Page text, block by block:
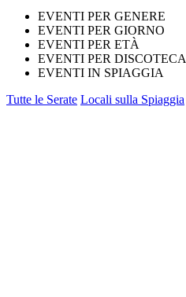
EVENTI PER GENERE
EVENTI PER GIORNO
EVENTI PER ETÀ
EVENTI PER DISCOTECA
EVENTI IN SPIAGGIA
Tutte le Serate Locali sulla Spiaggia